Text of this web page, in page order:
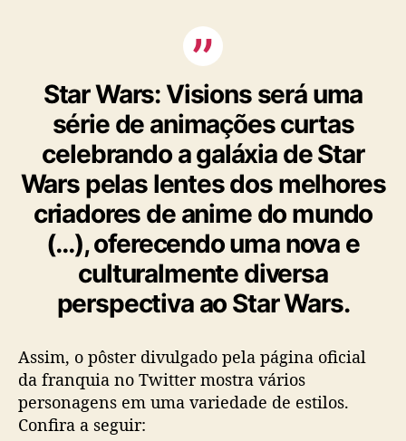
s
i
o
n
s
é
d
i
v
u
l
d
o
Star Wars: Visions será uma
série de animações curtas
celebrando a galáxia de Star
Wars pelas lentes dos melhores
criadores de anime do mundo
(…), oferecendo uma nova e
culturalmente diversa
perspectiva ao Star Wars.
Assim, o pôster divulgado pela página oficial
da franquia no Twitter mostra vários
personagens em uma variedade de estilos.
Confira a seguir: